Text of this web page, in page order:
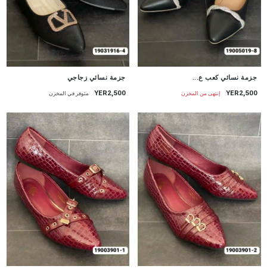
جزمة نسائي كعب ع...
YER2,500 إنتهى من المخزن
جزمة نسائي زجاجي
YER2,500 متوفر في المخزن